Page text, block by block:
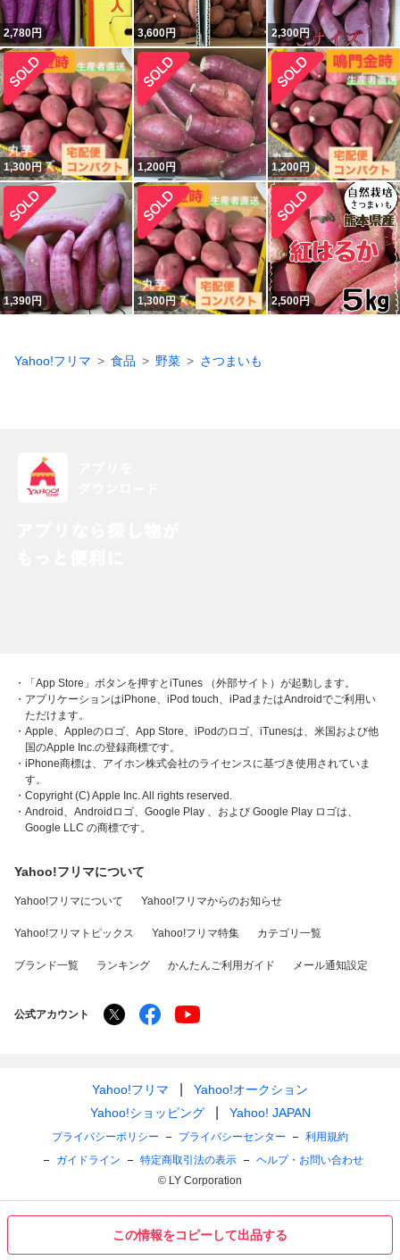
この情報をコピーして出品する
2,780円 3,600円 2,300円
1,300円 1,200円 1,200円
1,390円 1,300円 2,500円
Yahoo!フリマ 食品 野菜 さつまいも
・「App Store」ボタンを押すとiTunes （外部サイト）が起動します。
・アプリケーションはiPhone、iPod touch、iPadまたはAndroidでご利用い
ただけます。
・Apple、Appleのロゴ、App Store、iPodのロゴ、iTunesは、米国および他
国のApple Inc.の登録商標です。
・iPhone商標は、アイホン株式会社のライセンスに基づき使用されていま
す。
・Copyright (C) Apple Inc. All rights reserved.
・Android、Androidロゴ、Google Play 、および Google Play ロゴは、
Google LLC の商標です。
Yahoo!フリマについて
Yahoo!フリマについて Yahoo!フリマからのお知らせ
Yahoo!フリマトピックス Yahoo!フリマ特集 カテゴリ一覧
ブランド一覧 ランキング かんたんご利用ガイド メール通知設定
公式アカウント
Yahoo!フリマ
Yahoo!オークション
Yahoo!ショッピング
Yahoo! JAPAN
プライバシーポリシー プライバシーセンター
利用規約
ガイドライン
特定商取引法の表示
ヘルプ・お問い合わせ
© LY Corporation